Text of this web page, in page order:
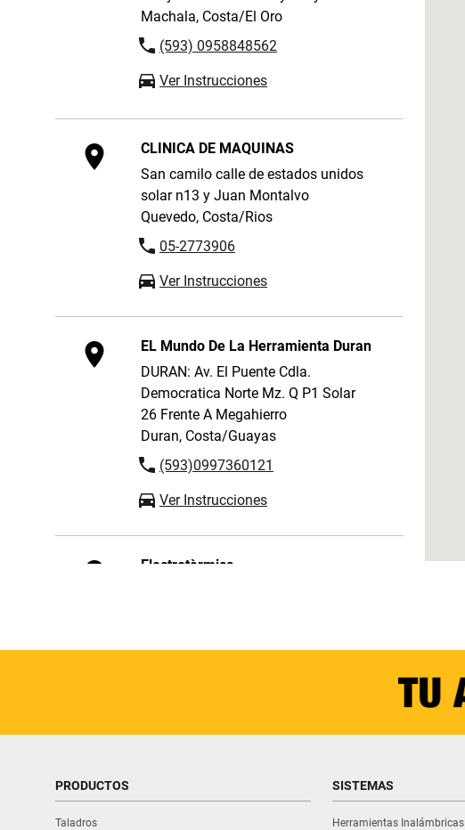
Machala, Costa/El Oro
(593) 0958848562
Ver Instrucciones
CLINICA DE MAQUINAS
San camilo calle de estados unidos
solar n13 y Juan Montalvo
Quevedo, Costa/Rios
05-2773906
Ver Instrucciones
EL Mundo De La Herramienta Duran
DURAN: Av. El Puente Cdla.
Democratica Norte Mz. Q P1 Solar
26 Frente A Megahierro
Duran, Costa/Guayas
(593)0997360121
Ver Instrucciones
Electrotèrmica
PRODUCTOS
Taladros
SISTEMAS
Herramientas Inalámbricas